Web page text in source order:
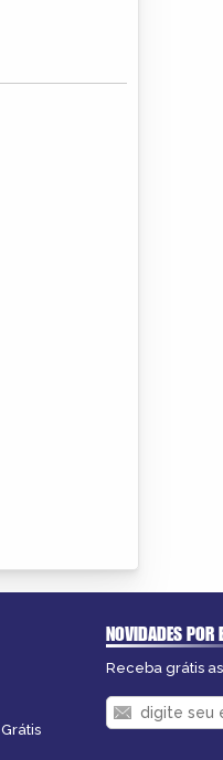
Grátis
NOVIDADES POR
Receba grátis